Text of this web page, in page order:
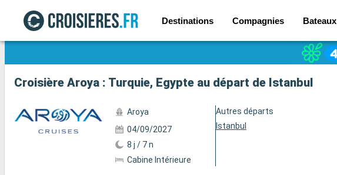
Destinations Compagnies Bateaux
Voir les 241 autres photos
Croisière Aroya : Turquie, Egypte au départ de Istanbul
Aroya
04/09/2027
8 j / 7 n
Cabine Intérieure
Autres départs
Istanbul